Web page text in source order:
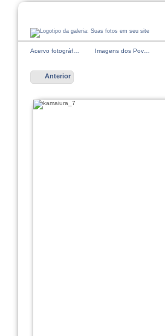
Acervo fotográf… Imagens dos Pov…
Anterior